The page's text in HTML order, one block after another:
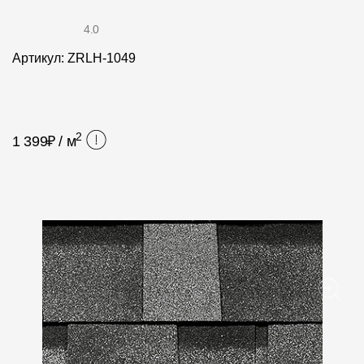
Ламинированная черепица
Комплектующие к кровле
Кровельная вентиляция
Водостоки
4.0
Артикул: ZRLH-1049
1 399₽ / м2